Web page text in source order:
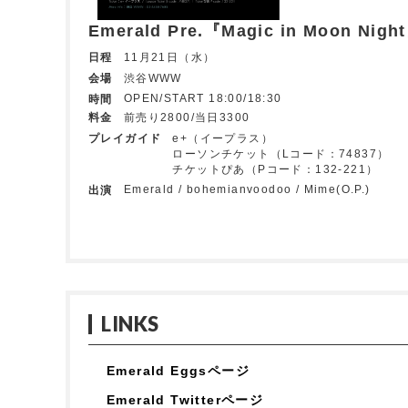
Emerald Pre.『Magic in Moon Night
日程
11月21日（水）
会場
渋谷WWW
時間
OPEN/START 18:00/18:30
料金
前売り2800/当日3300
プレイガイド
e+（イープラス）
ローソンチケット（Lコード：74837）
チケットぴあ（Pコード：132-221）
出演
Emerald / bohemianvoodoo / Mime(O.P.)
LINKS
Emerald Eggsページ
Emerald Twitterページ